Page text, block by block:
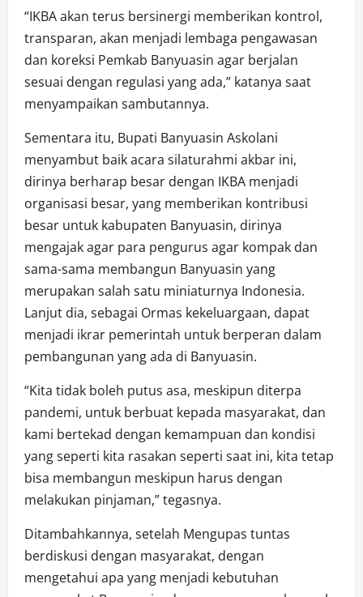
“IKBA akan terus bersinergi memberikan kontrol,
transparan, akan menjadi lembaga pengawasan
dan koreksi Pemkab Banyuasin agar berjalan
sesuai dengan regulasi yang ada,” katanya saat
menyampaikan sambutannya.
Sementara itu, Bupati Banyuasin Askolani
menyambut baik acara silaturahmi akbar ini,
dirinya berharap besar dengan IKBA menjadi
organisasi besar, yang memberikan kontribusi
besar untuk kabupaten Banyuasin, dirinya
mengajak agar para pengurus agar kompak dan
sama-sama membangun Banyuasin yang
merupakan salah satu miniaturnya Indonesia.
Lanjut dia, sebagai Ormas kekeluargaan, dapat
menjadi ikrar pemerintah untuk berperan dalam
pembangunan yang ada di Banyuasin.
“Kita tidak boleh putus asa, meskipun diterpa
pandemi, untuk berbuat kepada masyarakat, dan
kami bertekad dengan kemampuan dan kondisi
yang seperti kita rasakan seperti saat ini, kita tetap
bisa membangun meskipun harus dengan
melakukan pinjaman,” tegasnya.
Ditambahkannya, setelah Mengupas tuntas
berdiskusi dengan masyarakat, dengan
mengetahui apa yang menjadi kebutuhan